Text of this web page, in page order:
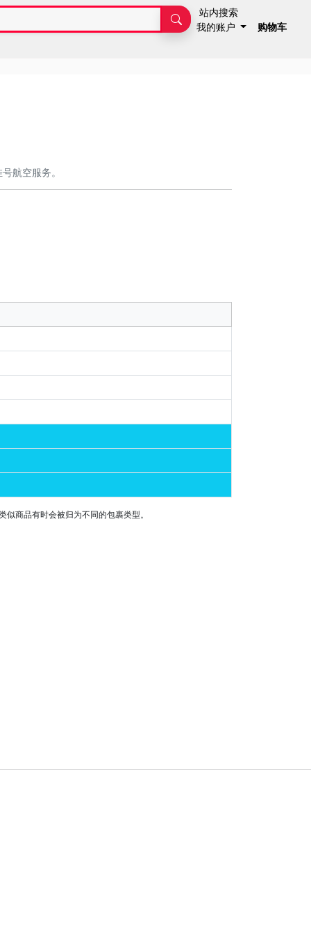
站内搜索
我的账户
购物车
航空服务。
商品有时会被归为不同的包裹类型。